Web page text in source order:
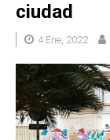
ciudad
4 Ene, 2022